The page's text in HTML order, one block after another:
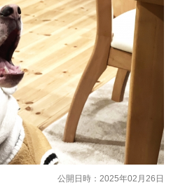
公開日時： 2025年02月26日